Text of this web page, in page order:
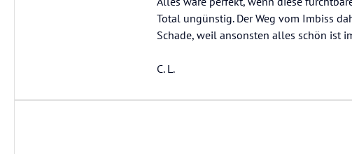
Total ungünstig. Der Weg vom Imbiss
Schade, weil ansonsten alles schön ist
C. L.